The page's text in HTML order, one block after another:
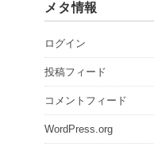
メタ情報
ログイン
投稿フィード
コメントフィード
WordPress.org